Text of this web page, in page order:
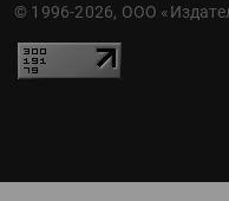
© 1996-2026, ООО